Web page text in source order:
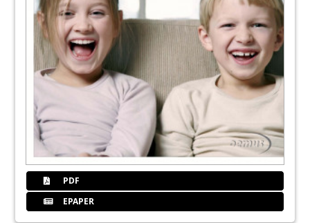
PDF
EPAPER